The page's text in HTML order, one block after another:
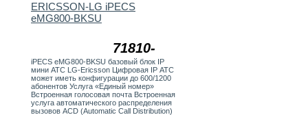
71810-
ERICSSON-LG iPECS
eMG800-BKSU
iPECS eMG800-BKSU базовый блок IP
мини АТС LG-Ericsson Цифровая IP АТС
может иметь конфигурации до 600/1200
абонентов Услуга «Единый номер»
Встроенная голосовая почта Встроенная
услуга автоматического распределения
вызовов ACD (Automatic Call Distribution)